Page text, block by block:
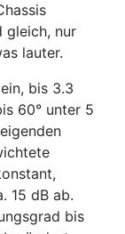
gleich, nur
lauter.
bis 3.3
60° unter 5
15 dB ab.
bis